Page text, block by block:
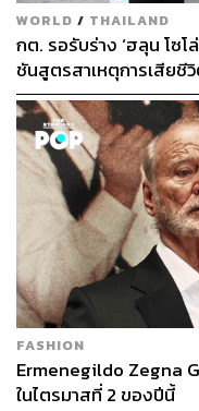
WORLD / THAILAND
กต. รอรับร่าง ‘ฮลุน โซโ
ชันสูตรสาเหตุการเสียชี
FASHION
Ermenegildo Zegna
ในไตรมาสที่ 2 ของปีนี้